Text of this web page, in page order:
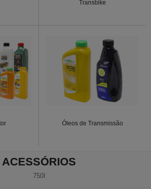
Transbike
Óleos de Transmissão
ACESSÓRIOS
750I